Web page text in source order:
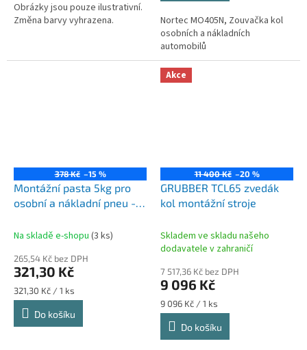
Obrázky jsou pouze ilustrativní.
Změna barvy vyhrazena.
Nortec MO405N, Zouvačka kol
osobních a nákladních
automobilů
378 Kč –15 %
Montážní pasta 5kg pro
osobní a nákladní pneu -
Na skladě e-shopu (3 ks)
265,54 Kč bez DPH
321,30 Kč
Měrná
cena:
321,30 Kč / 1 ks
Do košíku
Akce
11 400 Kč –20 %
GRUBBER TCL65 zvedák
kol montážní stroje
Skladem ve skladu našeho
dodavatele v zahraničí
7 517,36 Kč bez DPH
9 096 Kč
Měrná
cena:
9 096 Kč / 1 ks
Do košíku